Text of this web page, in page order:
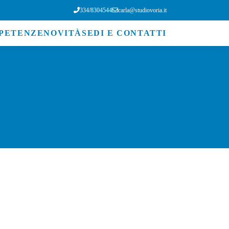
334/8304544 carla@studiovoria.it
NOVITÀSEDI E CONTATTI